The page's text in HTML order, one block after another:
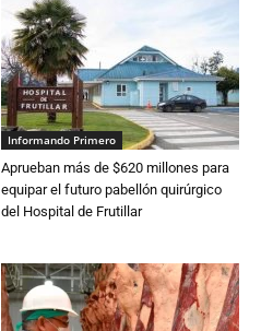
Informando Primero
Aprueban más de $620 millones para
equipar el futuro pabellón quirúrgico
del Hospital de Frutillar